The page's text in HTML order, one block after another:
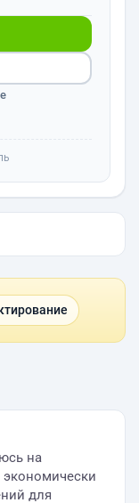
на
экономически
для